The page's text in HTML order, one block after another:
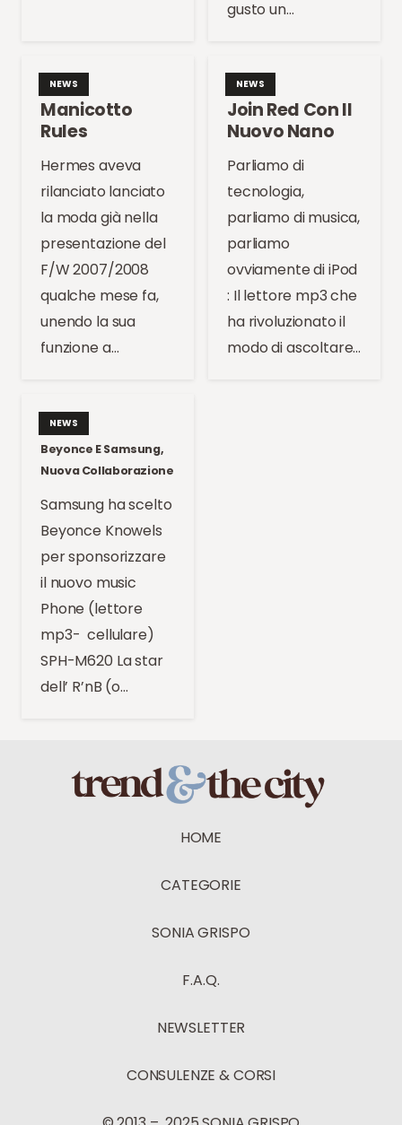
gusto un…
NEWS
Manicotto
Rules
Hermes aveva
rilanciato lanciato
la moda già nella
presentazione del
F/W 2007/2008
qualche mese fa,
unendo la sua
funzione a…
NEWS
Join Red Con Il
Nuovo Nano
Parliamo di
tecnologia,
parliamo di musica,
parliamo
ovviamente di iPod
: Il lettore mp3 che
ha rivoluzionato il
modo di ascoltare…
NEWS
Beyonce E Samsung,
Nuova Collaborazione
Samsung ha scelto
Beyonce Knowels
per sponsorizzare
il nuovo music
Phone (lettore
mp3- cellulare)
SPH-M620 La star
dell’ R’nB (o…
HOME
CATEGORIE
SONIA GRISPO
F.A.Q.
NEWSLETTER
CONSULENZE & CORSI